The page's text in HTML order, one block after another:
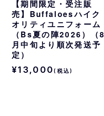
【期間限定・受注販
売】Buffaloesハイク
オリティユニフォーム
（Bs夏の陣2026）（8
月中旬より順次発送予
定）
¥13,000(税込)